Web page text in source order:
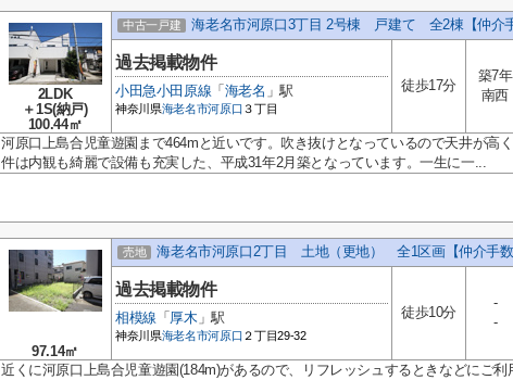
2LDK
＋1S(納戸)
100.44㎡
中古一戸建 海老名市河原口3丁目 2号棟 戸建て 全2棟【仲介手
過去掲載物件
小田急小田原線 「 海老名 」駅
神奈川県海老名市河原口 ３丁目
徒歩17分
築7年
南西
河原口上島合児童遊園まで464mと近いです。吹き抜けとなっているので天井が高
件は内観も綺麗で設備も充実した、平成31年2月築となっています。一生に一...
97.14㎡
売地 海老名市河原口2丁目 土地（更地） 全1区画【仲介手数
過去掲載物件
相模線 「 厚木 」駅
神奈川県海老名市河原口 ２丁目29-32
徒歩10分
-
-
近くに河原口上島合児童遊園(184m)があるので、リフレッシュするときなどにご